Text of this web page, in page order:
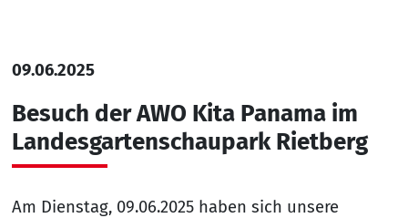
09.06.2025
Besuch der AWO Kita Panama im
Landesgartenschaupark Rietberg
Am Dienstag, 09.06.2025 haben sich unsere